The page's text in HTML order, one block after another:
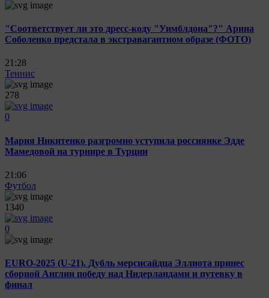
"Соответствует ли это дресс-коду "Уимблдона"?" Арина
Соболенко предстала в экстравагантном образе (ФОТО)
21:28
Теннис
278
0
Мария Никитенко разгромно уступила россиянке Эдде
Мамедовой на турнире в Турции
21:06
Футбол
1340
0
EURO-2025 (U-21). Дубль мерсисайдца Эллиота принес
сборной Англии победу над Нидерландами и путевку в
финал